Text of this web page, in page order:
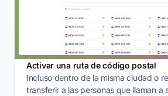
Activar una ruta de código postal
Incluso dentro de la misma ciudad o
transferir a las personas que llaman a